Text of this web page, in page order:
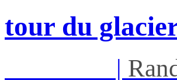
tour du
|